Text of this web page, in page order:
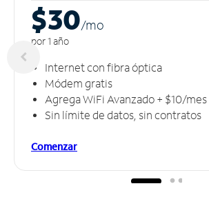
$30/mo
por 1 año
Internet con fibra óptica
Módem gratis
Agrega WiFi Avanzado + $10/mes
Sin límite de datos, sin contratos
Comenzar